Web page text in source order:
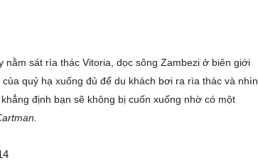
nằm sát rìa thác Vitoria, dọc sông Zambezi ở biên giới
quỷ hạ xuống đủ để du khách bơi ra rìa thác và nhìn
định bạn sẽ không bị cuốn xuống nhờ có một